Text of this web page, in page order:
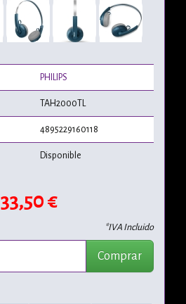
PHILIPS
TAH2000TL
4895229160118
Disponible
33,50 €
*IVA Incluido
Comprar